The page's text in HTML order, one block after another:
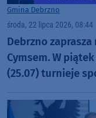
Gmina Debrzno
środa, 22 lipca 2026, 08:44
Debrzno
Cymsem. W
(25.07) turnieje